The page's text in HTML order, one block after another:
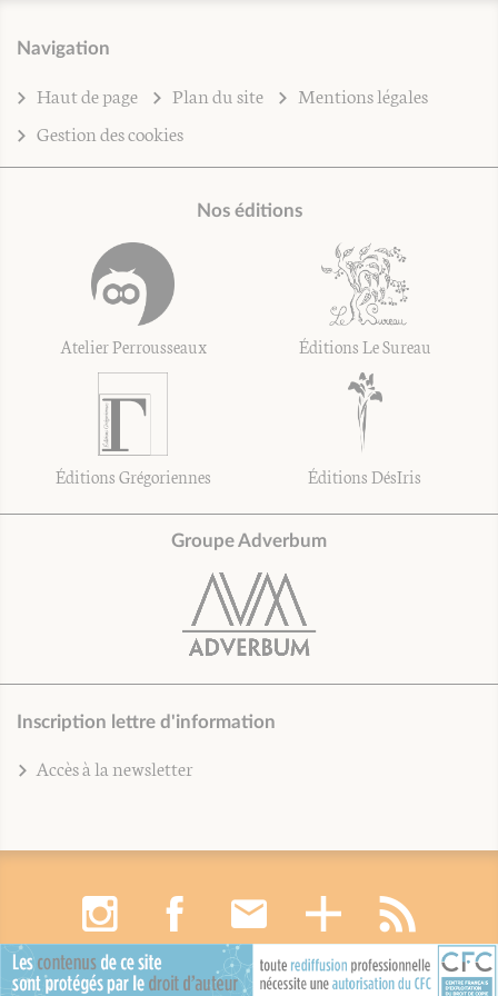
Navigation
Haut de page Plan du site
Mentions légales
Gestion des cookies
Nos éditions
Atelier Perrousseaux Éditions Le Sureau
Éditions Grégoriennes Éditions DésIris
Groupe Adverbum
Inscription lettre d'information
Accès à la newsletter